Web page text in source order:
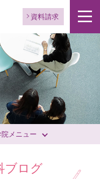
資料請求
メニュー
ブログ